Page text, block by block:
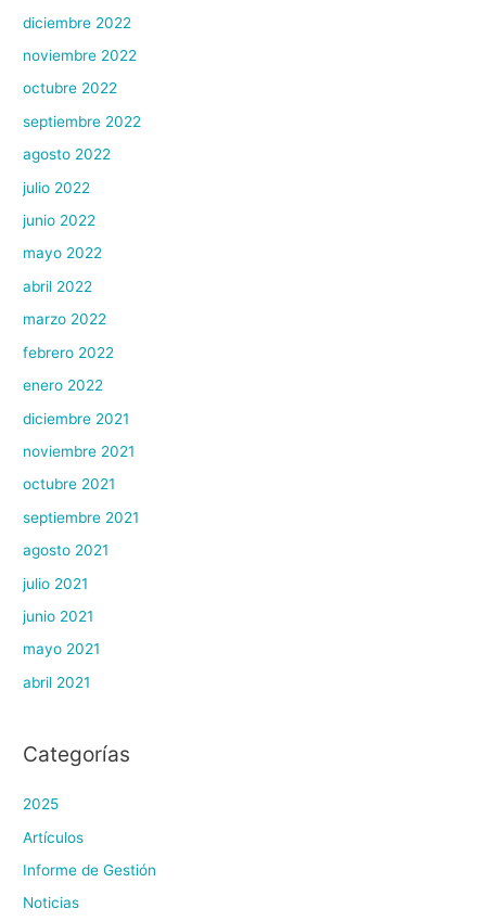
diciembre 2022
noviembre 2022
octubre 2022
septiembre 2022
agosto 2022
julio 2022
junio 2022
mayo 2022
abril 2022
marzo 2022
febrero 2022
enero 2022
diciembre 2021
noviembre 2021
octubre 2021
septiembre 2021
agosto 2021
julio 2021
junio 2021
mayo 2021
abril 2021
Categorías
2025
Artículos
Informe de Gestión
Noticias